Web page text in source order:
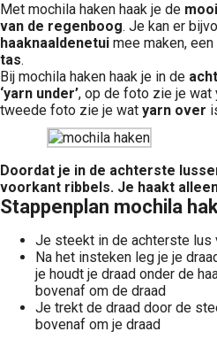
Met mochila haken haak je de
van de regenboog. Je kan er
haaknaaldenetui mee maken, een
tas.
Bij mochila haken haak je in de
‘yarn under’, op de foto zie je wat
tweede foto zie je wat yarn over
Doordat je in de achterste
voorkant ribbels. Je haakt
Stappenplan mochila
Je steekt in de achterste lus
Na het insteken leg je je
je houdt je draad onder de
bovenaf om de draad
Je trekt de draad door de
bovenaf om je draad